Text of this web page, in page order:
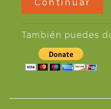
También puedes